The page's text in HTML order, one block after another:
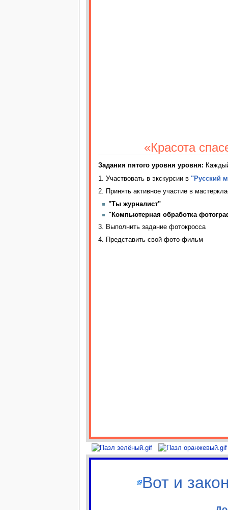
«Красота
Задания пятого уровня уровня:
1. Участвовать в экскурсии в "Русский
2. Принять активное участие в
"Ты журналист"
"Компьютерная обработка
3. Выполнить задание фотокросса
4. Представить свой фото-фильм
Вот и